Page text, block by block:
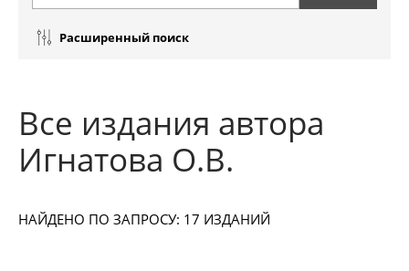
Расширенный поиск
Все издания автора
Игнатова О.В.
НАЙДЕНО ПО ЗАПРОСУ: 17 ИЗДАНИЙ